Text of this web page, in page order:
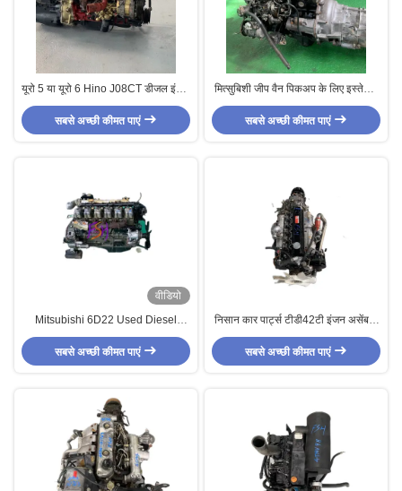
यूरो 5 या यूरो 6 Hino J08CT डीजल इंजन
वाणिज्यिक वाहनों और ट्रकों के लिए प्रयोग
किया जाता है
सबसे अच्छी कीमत पाएं
मित्सुबिशी जीप वैन पिकअप के लिए इस्तेमाल
किया गया 150 एचपी मित्सुबिशी 4M40T
डीजल इंजन
सबसे अच्छी कीमत पाएं
वीडियो
Mitsubishi 6D22 Used Diesel
Engine 6-Cylinder 3 Months
Warranty
सबसे अच्छी कीमत पाएं
निसान कार पार्ट्स टीडी42टी इंजन असेंबली
के लिए बस के लिए प्रयुक्त 6 सिलेंडर डीजल
इंजन
सबसे अच्छी कीमत पाएं